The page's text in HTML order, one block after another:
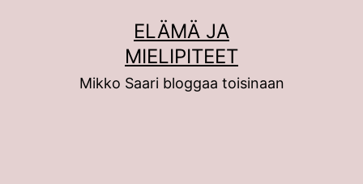
ELÄMÄ JA
MIELIPITEET
Mikko Saari bloggaa toisinaan